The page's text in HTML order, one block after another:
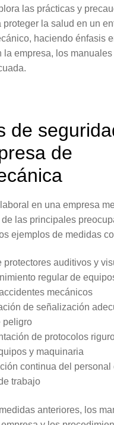
las prácticas y
proteger la salud en un
haciendo énfasis
la empresa, los
de
de
en una empresa
las principales
ejemplos de medidas
protectores auditivos y
regular de
mecánicos
de señalización
peligro
de protocolos
y maquinaria
continua del personal
trabajo
anteriores, los